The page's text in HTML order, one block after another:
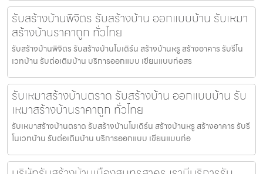
รับสร้างบ้านพิจิตร รับสร้างบ้าน ออกแบบบ้าน รับเหมา
สร้างบ้านราคาถูก ทั่วไทย
รับสร้างบ้านพิจิตร รับสร้างบ้านโมเดิร์น สร้างบ้านหรู สร้างอาคาร รับรีโน
เวทบ้าน รับต่อเติมบ้าน บริการออกแบบ เขียนแบบก่อสร
รับเหมาสร้างบ้านตราด รับสร้างบ้าน ออกแบบบ้าน รับ
เหมาสร้างบ้านราคาถูก ทั่วไทย
รับเหมาสร้างบ้านตราด รับสร้างบ้านโมเดิร์น สร้างบ้านหรู สร้างอาคาร รับรี
โนเวทบ้าน รับต่อเติมบ้าน บริการออกแบบ เขียนแบบก่อ